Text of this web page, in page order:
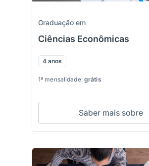
Graduação em
Ciências Econômicas
4 anos
1ª mensalidade: grátis
Saber mais sobre